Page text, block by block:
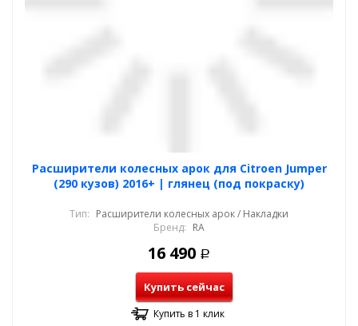
Расширители колесных арок для Citroen Jumper
(290 кузов) 2016+ | глянец (под покраску)
Тип: Расширители колесных арок / Накладки
Бренд: RA
16 490 Р
Купить сейчас
Купить в 1 клик